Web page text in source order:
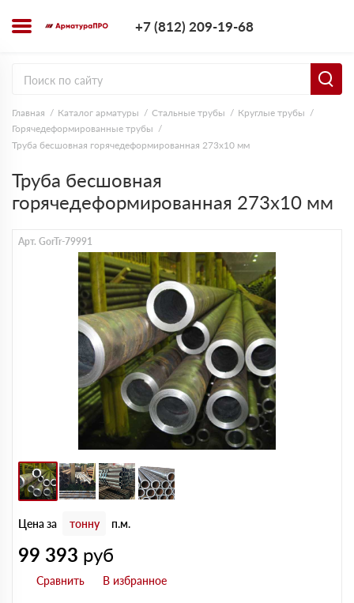
+7 (812) 209-19-68
Главная Каталог арматуры Стальные трубы
Круглые трубы
Горячедеформированные трубы
Труба бесшовная горячедеформированная 273х10 мм
Труба бесшовная
горячедеформированная 273х10 мм
Арт. GorTr-79991
Цена за тонну п.м.
99 393 руб